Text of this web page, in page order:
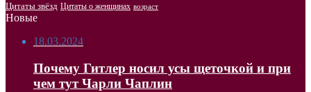
Цитаты звёзд Цитаты о женщинах возраст
Новые
18.03.2024
Почему Гитлер носил усы щеточкой и при
чем тут Чарли Чаплин